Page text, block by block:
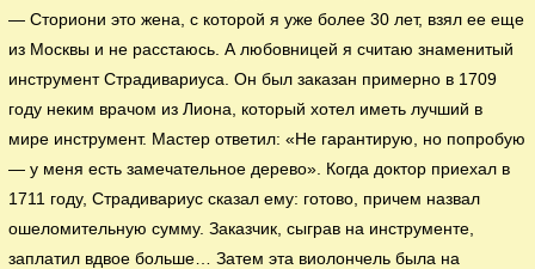
— Сториони это жена, с которой я уже более 30 лет, взял ее еще
из Москвы и не расстаюсь. А любовницей я считаю знаменитый
инструмент Страдивариуса. Он был заказан примерно в 1709
году неким врачом из Лиона, который хотел иметь лучший в
мире инструмент. Мастер ответил: «Не гарантирую, но попробую
— у меня есть замечательное дерево». Когда доктор приехал в
1711 году, Страдивариус сказал ему: готово, причем назвал
ошеломительную сумму. Заказчик, сыграв на инструменте,
заплатил вдвое больше… Затем эта виолончель была на